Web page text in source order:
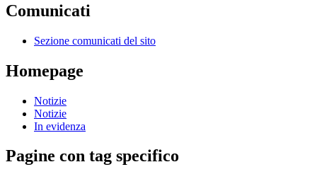
Comunicati
Sezione comunicati del sito
Homepage
Notizie
Notizie
In evidenza
Pagine con tag specifico